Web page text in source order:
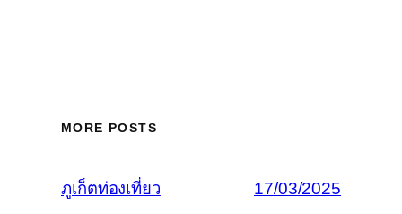
MORE POSTS
ภูเก็ตท่องเที่ยว 17/03/2025